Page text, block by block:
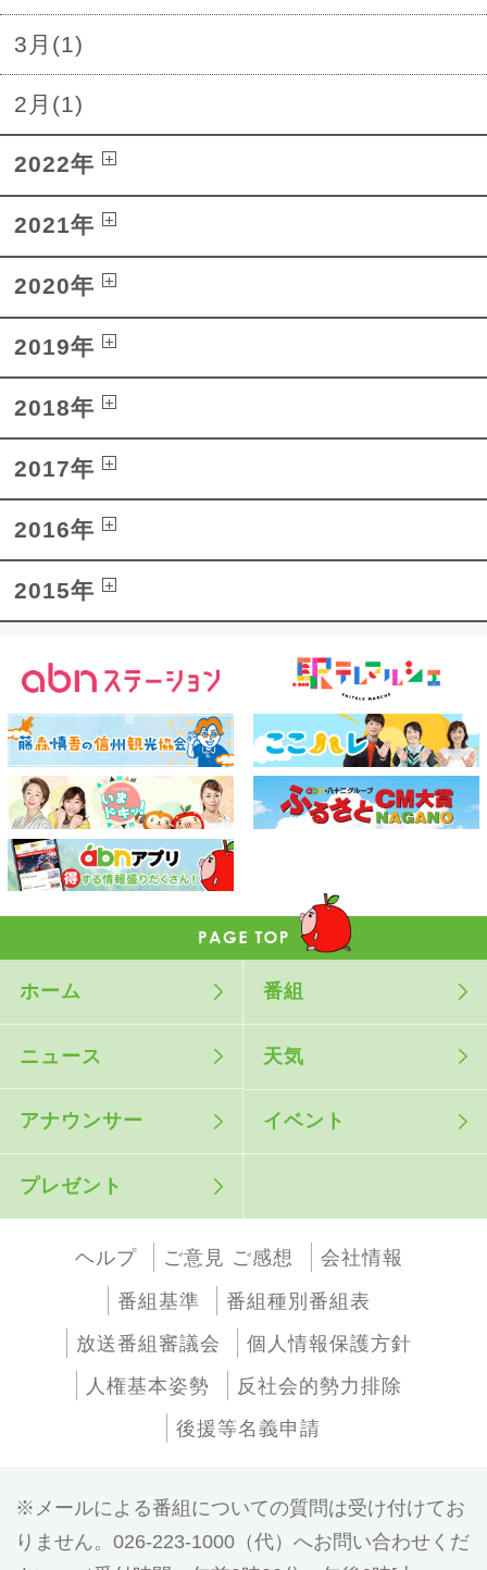
3月(1)
2月(1)
2022年
2021年
2020年
2019年
2018年
2017年
2016年
2015年
ホーム 番組
ニュース 天気
アナウンサー イベント
プレゼント
ヘルプ ご意見 ご感想
会社情報
番組基準
番組種別番組表
放送番組審議会
個人情報保護方針
人権基本姿勢
反社会的勢力排除
後援等名義申請
メールによる番組についての質問は受け付けてお
りません。026-223-1000（代）へお問い合わせくだ